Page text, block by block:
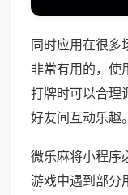
同时应用在很多
非常有用的，使
打牌时可以合理
好友间互动乐趣。
微乐麻将小程序
游戏中遇到部分